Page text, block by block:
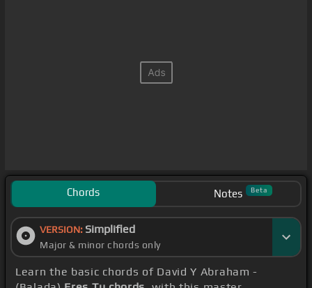
Chords Notes Beta
VERSION: Simplified
Major & minor chords only
Learn the basic chords of David Y Abraham -